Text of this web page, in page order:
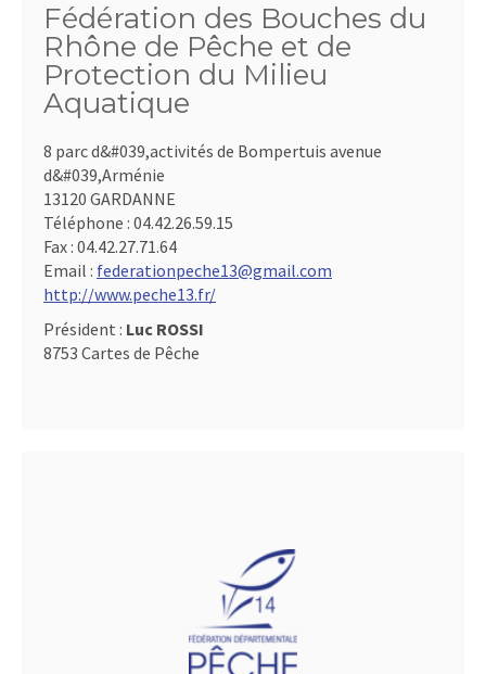
Fédération des Bouches du
Rhône de Pêche et de
Protection du Milieu
Aquatique
8 parc d&#039,activités de Bompertuis avenue
d&#039,Arménie
13120 GARDANNE
Téléphone : 04.42.26.59.15
Fax : 04.42.27.71.64
Email : federationpeche13@gmail.com
http://www.peche13.fr/
Président : Luc ROSSI
8753 Cartes de Pêche